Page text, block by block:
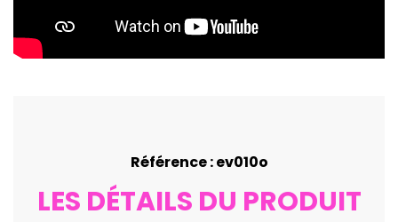
Référence : ev010o
LES DÉTAILS DU PRODUIT